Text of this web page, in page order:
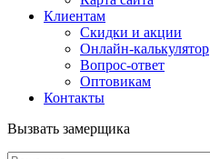
Клиентам
Скидки и акции
Онлайн-калькулятор
Вопрос-ответ
Оптовикам
Контакты
Вызвать замерщика